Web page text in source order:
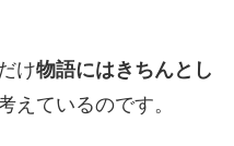
け物語にはきちんとし
えているのです。